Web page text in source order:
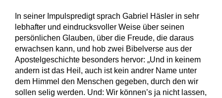
In seiner Impulspredigt sprach Gabriel Häsler in sehr
lebhafter und eindrucksvoller Weise über seinen
persönlichen Glauben, über die Freude, die daraus
erwachsen kann, und hob zwei Bibelverse aus der
Apostelgeschichte besonders hervor: „Und in keinem
andern ist das Heil, auch ist kein andrer Name unter
dem Himmel den Menschen gegeben, durch den wir
sollen selig werden. Und: Wir können’s ja nicht lassen,